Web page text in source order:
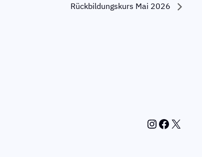
Rückbildungskurs Mai 2026
InstagramFacebook X